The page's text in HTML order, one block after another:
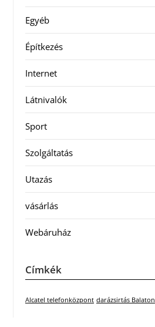
Egyéb
Építkezés
Internet
Látnivalók
Sport
Szolgáltatás
Utazás
vásárlás
Webáruház
Címkék
Alcatel telefonközpont darázsirtás Balaton